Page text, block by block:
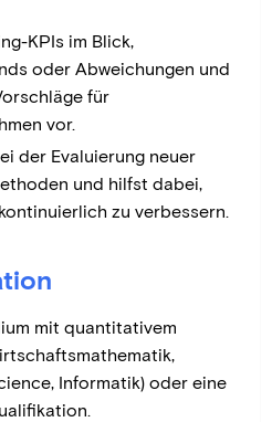
KPIs im Blick,
oder Abweichungen und
für
vor.
der Evaluierung neuer
und hilfst dabei,
zu verbessern.
mit quantitativem
Informatik) oder eine